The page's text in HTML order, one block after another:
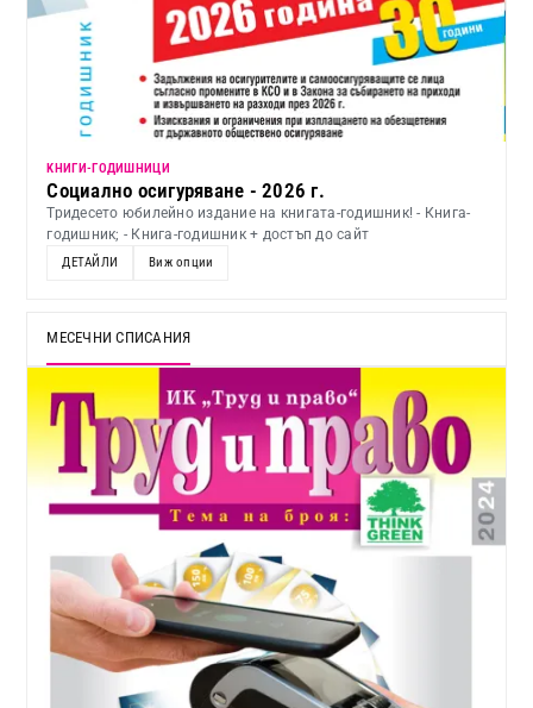
KНИГИ-ГОДИШНИЦИ
Социално осигуряване - 2026 г.
Тридесето юбилейно издание на книгата-годишник! - Книга-
годишник; - Книга-годишник + достъп до сайт
ДЕТАЙЛИ Виж опции
МЕСЕЧНИ СПИСАНИЯ